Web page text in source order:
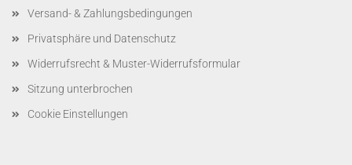
Versand- & Zahlungsbedingungen
Privatsphäre und Datenschutz
Widerrufsrecht & Muster-Widerrufsformular
Sitzung unterbrochen
Cookie Einstellungen